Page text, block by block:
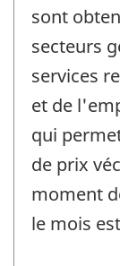
sont
secteurs
services
et de
qui
de prix
moment
le mois